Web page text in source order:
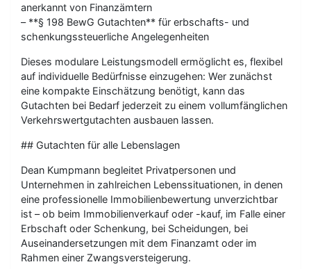
anerkannt von Finanzämtern
– **§ 198 BewG Gutachten** für erbschafts- und
schenkungssteuerliche Angelegenheiten
Dieses modulare Leistungsmodell ermöglicht es, flexibel
auf individuelle Bedürfnisse einzugehen: Wer zunächst
eine kompakte Einschätzung benötigt, kann das
Gutachten bei Bedarf jederzeit zu einem vollumfänglichen
Verkehrswertgutachten ausbauen lassen.
## Gutachten für alle Lebenslagen
Dean Kumpmann begleitet Privatpersonen und
Unternehmen in zahlreichen Lebenssituationen, in denen
eine professionelle Immobilienbewertung unverzichtbar
ist – ob beim Immobilienverkauf oder -kauf, im Falle einer
Erbschaft oder Schenkung, bei Scheidungen, bei
Auseinandersetzungen mit dem Finanzamt oder im
Rahmen einer Zwangsversteigerung.